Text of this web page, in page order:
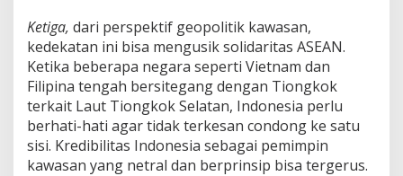
Ketiga, dari perspektif geopolitik kawasan,
kedekatan ini bisa mengusik solidaritas ASEAN.
Ketika beberapa negara seperti Vietnam dan
Filipina tengah bersitegang dengan Tiongkok
terkait Laut Tiongkok Selatan, Indonesia perlu
berhati-hati agar tidak terkesan condong ke satu
sisi. Kredibilitas Indonesia sebagai pemimpin
kawasan yang netral dan berprinsip bisa tergerus.